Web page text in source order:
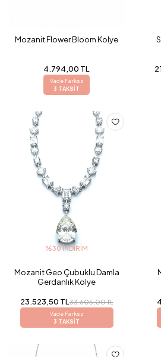
Mozanit Flower Bloom Kolye
4.794,00 TL
Vade Farksız
3 TAKSİT
%30 İNDIRIM
Mozanit Geo Çubuklu Damla
Gerdanlık Kolye
23.523,50 TL33.605,00 TL
Vade Farksız
3 TAKSİT